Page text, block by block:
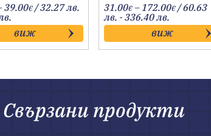
39.00€Price
range:
16.50€
through
39.00€
/ 32.27 лв.
виж
31.00€ –172.00€Price
range:
31.00€
through
172.00€
/ 60.63
лв. - 336.40 лв.
виж
Свързани продукти